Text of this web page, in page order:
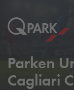
Parken
Cagliari